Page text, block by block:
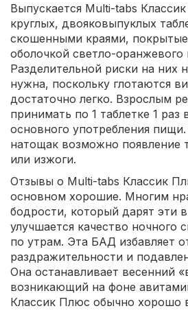
Выпускается Multi-tabs
круглых, двояковыпуклых
скошенными краями,
оболочкой светло-оранжевого
Разделительной риски на них
нужна, поскольку глотаются
достаточно легко. Взрослым
принимать по 1 таблетке 1 раз
основного употребления
натощак возможно появление
или изжоги.
Отзывы о Multi-tabs Классик
основном хорошие. Многим
бодрости, который дарят эти
улучшается качество ночного
по утрам. Эта БАД избавляет
раздражительности и
Она останавливает весенний
возникающий на фоне
Классик Плюс обычно хорошо